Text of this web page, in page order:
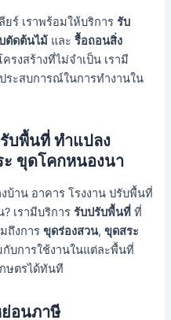
ร์ เราพร้อมให้บริการรับ
ตัดต้นไม้ และรื้อถอนสิ่ง
รงสร้างที่ไม่จำเป็น เรามี
ะสบการณ์ในการทำงานใน
บพื้นที่ ทำแปลง
ะ ขุดโคกหนองนา
บ้าน อาคาร โรงงาน ปรับพื้นที่
? เรามีบริการรับปรับพื้นที่ ที่
ถึงการขุดร่องสวน,ขุดสระ
กับการใช้งานในแต่ละพื้นที่
ษตรได้ทันที
อนภาษี